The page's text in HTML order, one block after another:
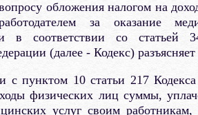
обложения налогом на
за оказание
в соответствии со статьей
(далее - Кодекс)
с пунктом 10 статьи 217
физических лиц суммы,
услуг своим